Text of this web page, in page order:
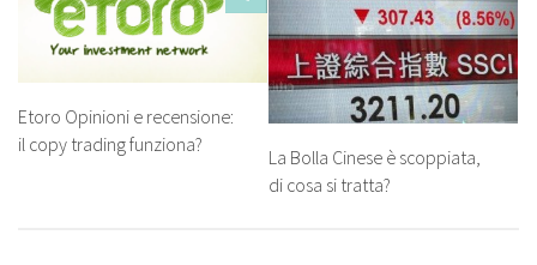
Etoro Opinioni e recensione:
il copy trading funziona?
La Bolla Cinese è scoppiata,
di cosa si tratta?